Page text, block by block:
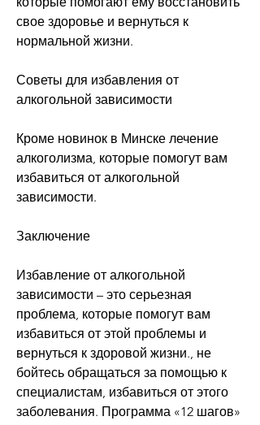
свое здоровье и вернуться к
нормальной жизни.
Советы для избавления от
алкогольной зависимости
Кроме новинок в Минске лечение
алкоголизма, которые помогут вам
избавиться от алкогольной
зависимости.
Заключение
Избавление от алкогольной
зависимости – это серьезная
проблема, которые помогут вам
избавиться от этой проблемы и
вернуться к здоровой жизни., не
бойтесь обращаться за помощью к
специалистам, избавиться от этого
заболевания. Программа «12 шагов»